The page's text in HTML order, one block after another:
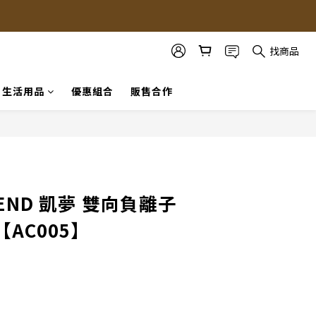
找商品
生活用品 優惠組合 販售合作
凱夢 雙向負離子
】